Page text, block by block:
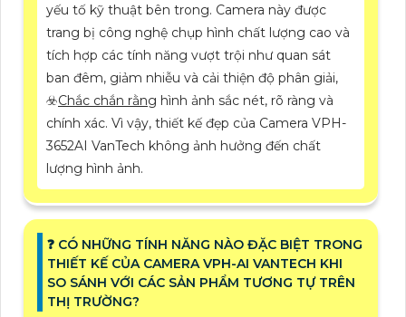
yếu tố kỹ thuật bên trong. Camera này được
trang bị công nghệ chụp hình chất lượng cao và
tích hợp các tính năng vượt trội như quan sát
ban đêm, giảm nhiễu và cải thiện độ phân giải,
☣️Chắc chắn rằng hình ảnh sắc nét, rõ ràng và
chính xác. Vì vậy, thiết kế đẹp của Camera VPH-
3652AI VanTech không ảnh hưởng đến chất
lượng hình ảnh.
️❓ CÓ NHỮNG TÍNH NĂNG NÀO ĐẶC BIỆT TRONG
THIẾT KẾ CỦA CAMERA VPH-AI VANTECH KHI
SO SÁNH VỚI CÁC SẢN PHẨM TƯƠNG TỰ TRÊN
THỊ TRƯỜNG?